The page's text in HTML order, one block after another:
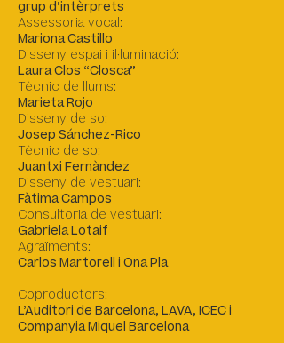
grup d’intèrprets
Assessoria vocal:
Mariona Castillo
Disseny espai i il·luminació:
Laura Clos “Closca”
Tècnic de llums:
Marieta Rojo
Disseny de so:
Josep Sánchez-Rico
Tècnic de so:
Juantxi Fernàndez
Disseny de vestuari:
​Fàtima Campos
Consultoria de vestuari:
​Gabriela Lotaif
Agraïments:
Carlos Martorell i Ona Pla
Coproductors:
L’Auditori de Barcelona, LAVA, ICEC i
Companyia Miquel Barcelona